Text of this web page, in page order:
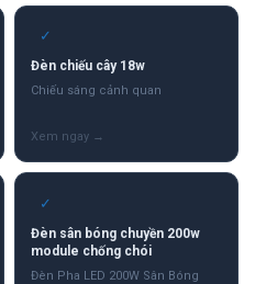
✓
Đèn chiếu cây 18w
Chiếu sáng cảnh quan
✓
Đèn sân bóng chuyền 200w
module chống chói
Đèn Pha LED 200W Sân Bóng